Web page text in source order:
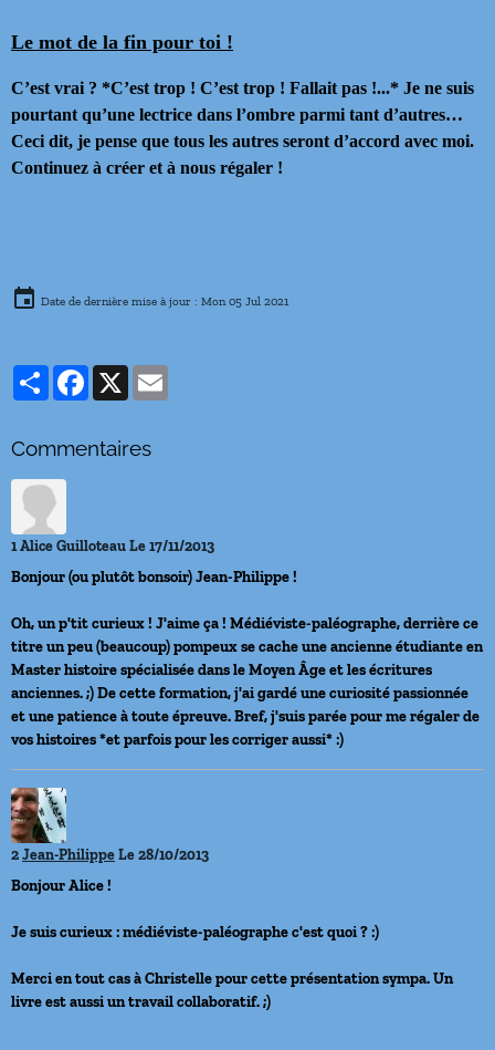
Le mot de la fin pour toi !
C’est vrai ? *C’est trop ! C’est trop ! Fallait pas !...* Je ne suis
pourtant qu’une lectrice dans l’ombre parmi tant d’autres…
Ceci dit, je pense que tous les autres seront d’accord avec moi.
Continuez à créer et à nous régaler !
Date de dernière mise à jour : Mon 05 Jul 2021
PartagerFacebook
X
Commentaires
1Alice GuilloteauLe 17/11/2013
Bonjour (ou plutôt bonsoir) Jean-Philippe !
Oh, un p'tit curieux ! J'aime ça ! Médiéviste-paléographe, derrière ce
titre un peu (beaucoup) pompeux se cache une ancienne étudiante en
Master histoire spécialisée dans le Moyen Âge et les écritures
anciennes. ;) De cette formation, j'ai gardé une curiosité passionnée
et une patience à toute épreuve. Bref, j'suis parée pour me régaler de
vos histoires *et parfois pour les corriger aussi* :)
2Jean-PhilippeLe 28/10/2013
Bonjour Alice !
Je suis curieux : médiéviste-paléographe c'est quoi ? :)
Merci en tout cas à Christelle pour cette présentation sympa. Un
livre est aussi un travail collaboratif. ;)